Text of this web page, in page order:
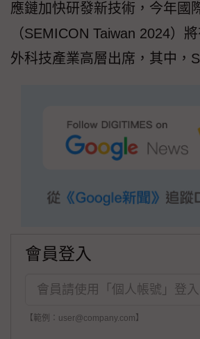
應鏈加快研發新技術，今年國
（SEMICON Taiwan 2024）
外科技產業高層出席，其中，
會員登入
【範例：user@company.com】